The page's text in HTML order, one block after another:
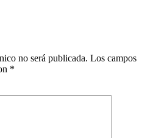
no será publicada. Los campos
*